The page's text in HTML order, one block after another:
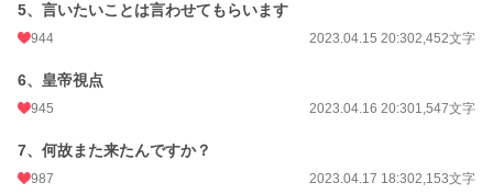
エールを送って下さりありがとうございました！
2,363 位 / 228,781 件
恋愛
お気に入り 10,858
24h.ポイント
5、言いたいことは言わせてもらいます
944 2023.04.15 20:302,452文字
6、皇帝視点
945 2023.04.16 20:301,547文字
7、何故また来たんですか？
987 2023.04.17 18:302,153文字